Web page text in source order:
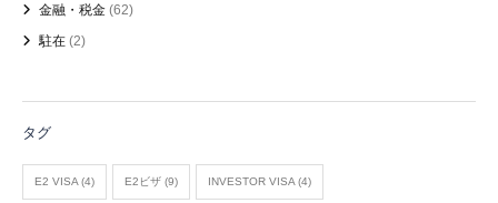
金融・税金 (62)
駐在 (2)
タグ
E2 VISA (4) E2ビザ (9) INVESTOR VISA (4)